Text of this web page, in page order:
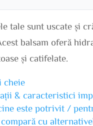
tale sunt uscate și
balsam oferă
și catifelate.
cheie
& caracteristici
este potrivit /
compară cu